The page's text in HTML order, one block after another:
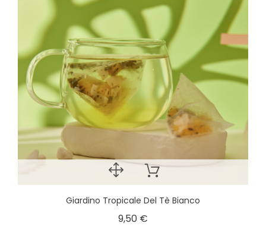
Giardino Tropicale Del Tè Bianco
9,50 €